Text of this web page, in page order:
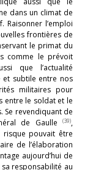
dans un climat de
Raisonner l’emploi
frontières de
le primat du
comme le prévoit
que l’actualité
subtile entre nos
militaires pour
entre le soldat et le
Se revendiquant de
de Gaulle
(39),
risque pouvait être
de l’élaboration
aujourd’hui de
responsabilité au